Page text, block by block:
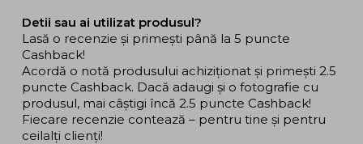
Detii sau ai utilizat produsul?
Lasă o recenzie și primești până la 5 puncte
Cashback!
Acordă o notă produsului achiziționat și primești 2.5
puncte Cashback. Dacă adaugi și o fotografie cu
produsul, mai câștigi încă 2.5 puncte Cashback!
Fiecare recenzie contează – pentru tine și pentru
ceilalți clienți!